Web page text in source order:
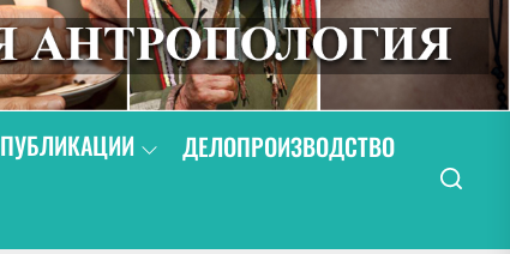
ПУБЛИКАЦИИ
ДЕЛОПРОИЗВОДСТВО